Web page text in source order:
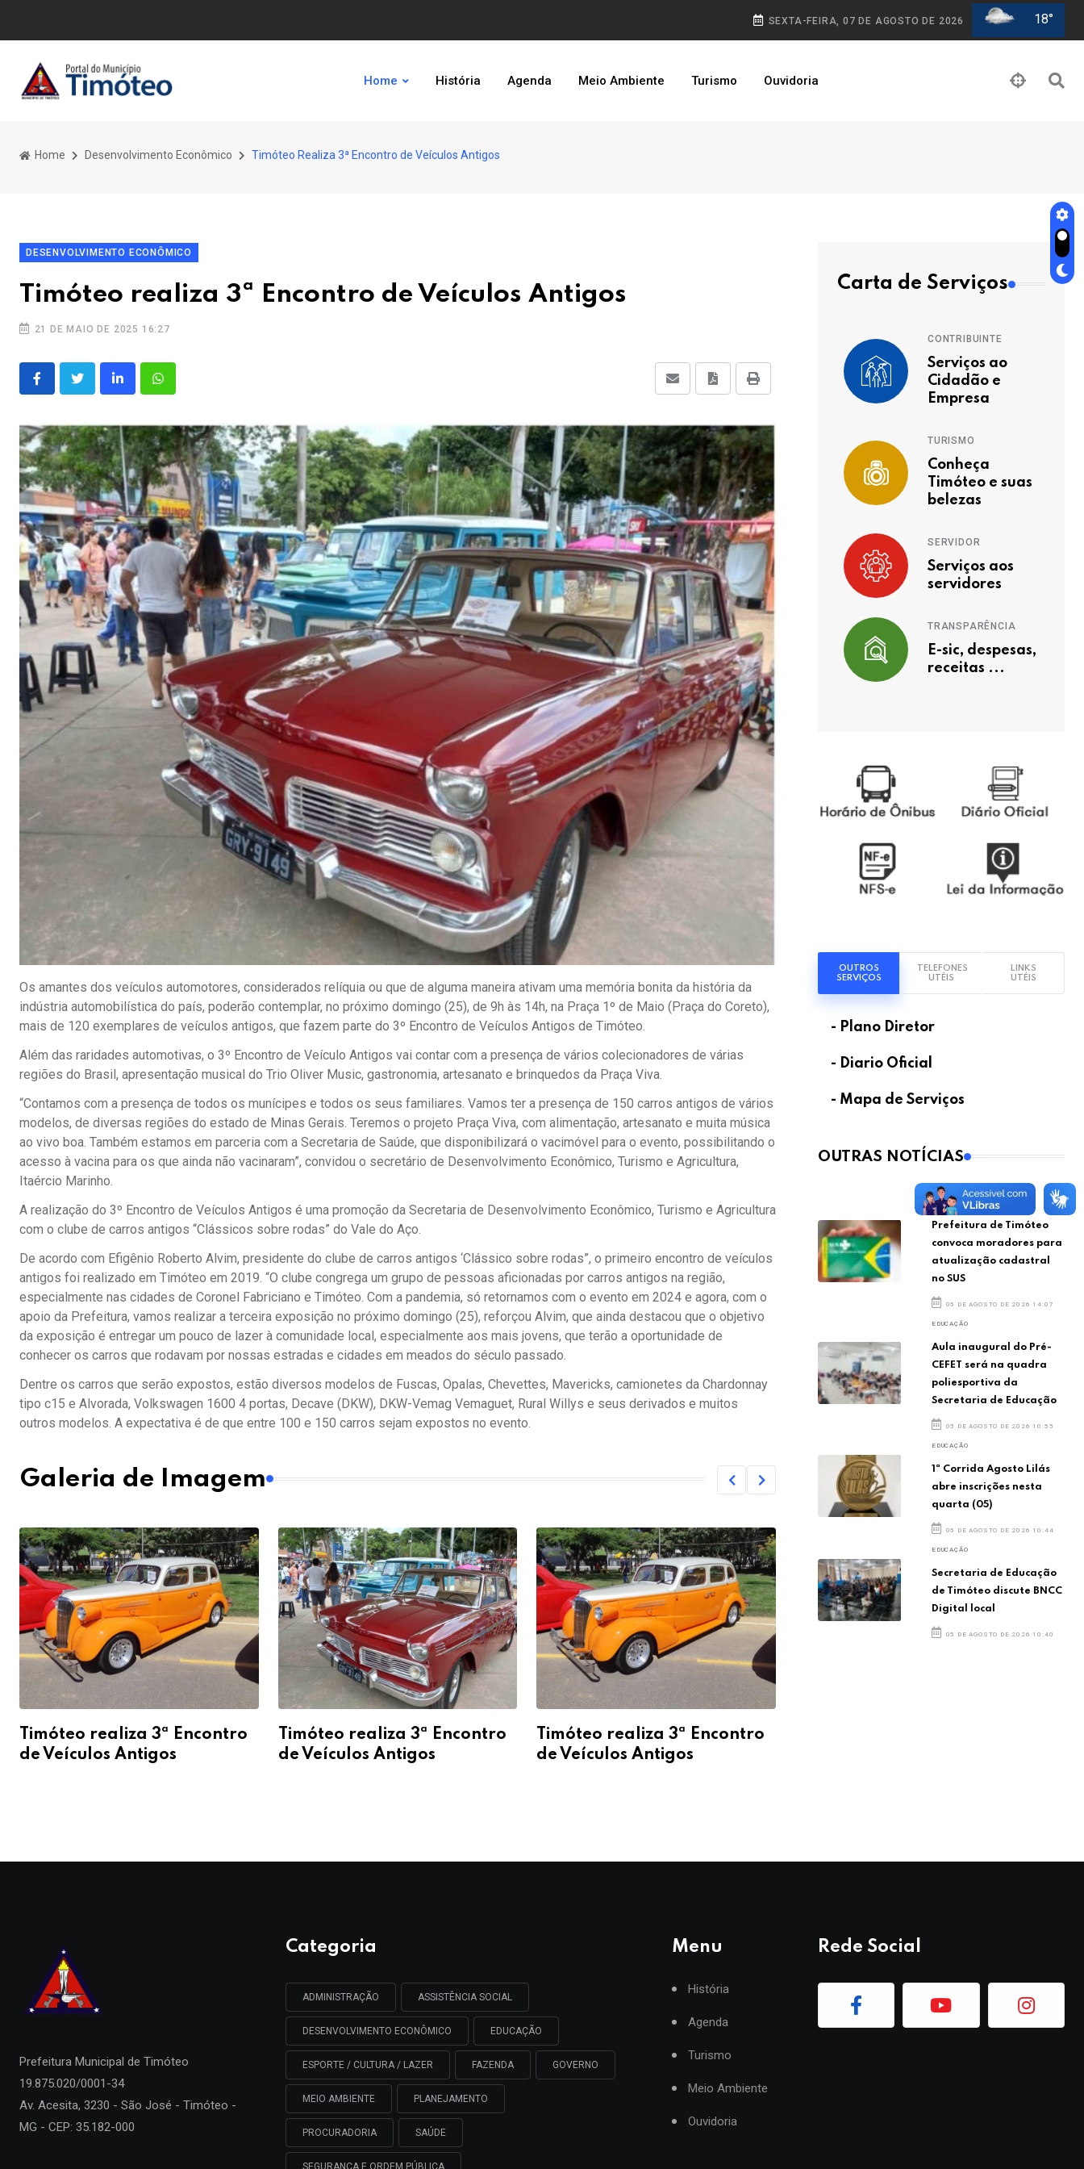
SEXTA-FEIRA, 07 DE AGOSTO DE 2026 18°
Home História Agenda Meio Ambiente Turismo Ouvidoria
Home Desenvolvimento Econômico Timóteo Realiza 3ª Encontro de Veículos Antigos
DESENVOLVIMENTO ECONÔMICO
Timóteo realiza 3ª Encontro de Veículos Antigos
21 DE MAIO DE 2025 16:27
Os amantes dos veículos automotores, considerados relíquia ou que de alguma maneira ativam uma memória bonita da história da
indústria automobilística do país, poderão contemplar, no próximo domingo (25), de 9h às 14h, na Praça 1º de Maio (Praça do Coreto),
mais de 120 exemplares de veículos antigos, que fazem parte do 3º Encontro de Veículos Antigos de Timóteo.
Além das raridades automotivas, o 3º Encontro de Veículo Antigos vai contar com a presença de vários colecionadores de várias
regiões do Brasil, apresentação musical do Trio Oliver Music, gastronomia, artesanato e brinquedos da Praça Viva.
“Contamos com a presença de todos os munícipes e todos os seus familiares. Vamos ter a presença de 150 carros antigos de vários
modelos, de diversas regiões do estado de Minas Gerais. Teremos o projeto Praça Viva, com alimentação, artesanato e muita música
ao vivo boa. Também estamos em parceria com a Secretaria de Saúde, que disponibilizará o vacimóvel para o evento, possibilitando o
acesso à vacina para os que ainda não vacinaram”, convidou o secretário de Desenvolvimento Econômico, Turismo e Agricultura,
Itaércio Marinho.
A realização do 3º Encontro de Veículos Antigos é uma promoção da Secretaria de Desenvolvimento Econômico, Turismo e Agricultura
com o clube de carros antigos “Clássicos sobre rodas” do Vale do Aço.
De acordo com Efigênio Roberto Alvim, presidente do clube de carros antigos ‘Clássico sobre rodas”, o primeiro encontro de veículos
antigos foi realizado em Timóteo em 2019. “O clube congrega um grupo de pessoas aficionadas por carros antigos na região,
especialmente nas cidades de Coronel Fabriciano e Timóteo. Com a pandemia, só retornamos com o evento em 2024 e agora, com o
apoio da Prefeitura, vamos realizar a terceira exposição no próximo domingo (25), reforçou Alvim, que ainda destacou que o objetivo
da exposição é entregar um pouco de lazer à comunidade local, especialmente aos mais jovens, que terão a oportunidade de
conhecer os carros que rodavam por nossas estradas e cidades em meados do século passado.
Dentre os carros que serão expostos, estão diversos modelos de Fuscas, Opalas, Chevettes, Mavericks, camionetes da Chardonnay
tipo c15 e Alvorada, Volkswagen 1600 4 portas, Decave (DKW), DKW-Vemag Vemaguet, Rural Willys e seus derivados e muitos
outros modelos. A expectativa é de que entre 100 e 150 carros sejam expostos no evento.
Galeria de Imagem
Timóteo realiza 3ª Encontro
de Veículos Antigos
Timóteo realiza 3ª Encontro
de Veículos Antigos
Timóteo realiza 3ª Encontro
de Veículos Antigos
Carta de Serviços
CONTRIBUINTE
Serviços ao
Cidadão e
Empresa
TURISMO
Conheça
Timóteo e suas
belezas
SERVIDOR
Serviços aos
servidores
TRANSPARÊNCIA
E-sic, despesas,
receitas ...
OUTROS
SERVIÇOS
TELEFONES
UTÉIS
LINKS
UTÉIS
- Plano Diretor
- Diario Oficial
- Mapa de Serviços
OUTRAS NOTÍCIAS
SAÚDE
Prefeitura de Timóteo
convoca moradores para
atualização cadastral
no SUS
05 DE AGOSTO DE 2026 14:07
EDUCAÇÃO
Aula inaugural do Pré-
CEFET será na quadra
poliesportiva da
Secretaria de Educação
05 DE AGOSTO DE 2026 10:55
EDUCAÇÃO
1ª Corrida Agosto Lilás
abre inscrições nesta
quarta (05)
05 DE AGOSTO DE 2026 10:44
EDUCAÇÃO
Secretaria de Educação
de Timóteo discute BNCC
Digital local
05 DE AGOSTO DE 2026 10:40
Prefeitura Municipal de Timóteo
19.875.020/0001-34
Av. Acesita, 3230 - São José - Timóteo -
MG - CEP: 35.182-000
Categoria
ADMINISTRAÇÃO ASSISTÊNCIA SOCIAL
DESENVOLVIMENTO ECONÔMICO EDUCAÇÃO
ESPORTE / CULTURA / LAZER FAZENDA GOVERNO
MEIO AMBIENTE PLANEJAMENTO
PROCURADORIA SAÚDE
SEGURANÇA E ORDEM PÚBLICA
Menu
História
Agenda
Turismo
Meio Ambiente
Ouvidoria
Rede Social